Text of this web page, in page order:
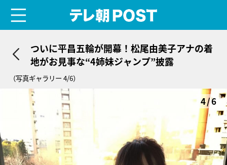
ついに平昌五輪が開幕！松尾由美子アナの着
地がお見事な“4姉妹ジャンプ”披露
（写真ギャラリー 4/6）
4/6